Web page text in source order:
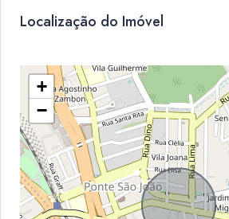
Localização do Imóvel
+
−